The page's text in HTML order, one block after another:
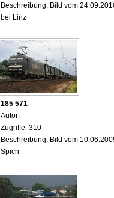
Beschreibung: Bild vom
bei Linz
185 571
Autor:
Zugriffe: 310
Beschreibung: Bild vom
Spich